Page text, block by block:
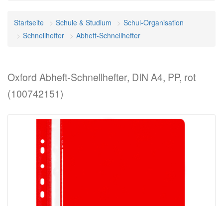
Startseite Schule & Studium
Schul-Organisation
Schnellhefter
Abheft-Schnellhefter
Oxford Abheft-Schnellhefter, DIN A4, PP, rot
(100742151)